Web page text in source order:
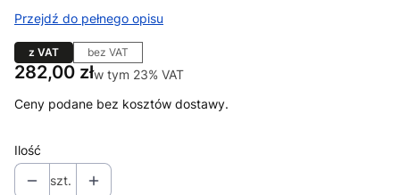
Przejdź do pełnego opisu
z VAT bez VAT
Cena
282,00 złw tym 23% VAT
w tym 23% VAT
Ceny podane bez kosztów dostawy.
Ilość
szt.